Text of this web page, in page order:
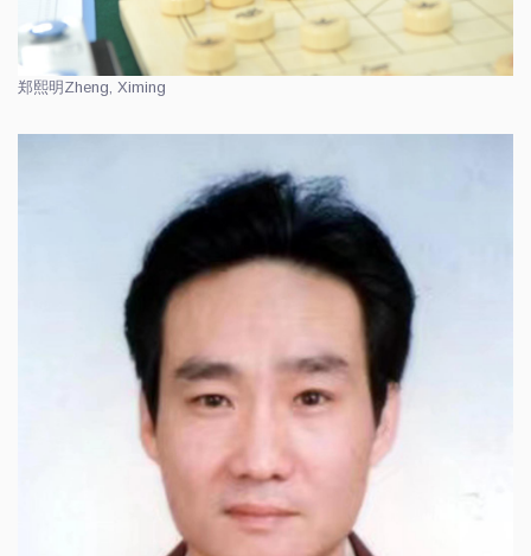
郑熙明 Zheng, Ximing